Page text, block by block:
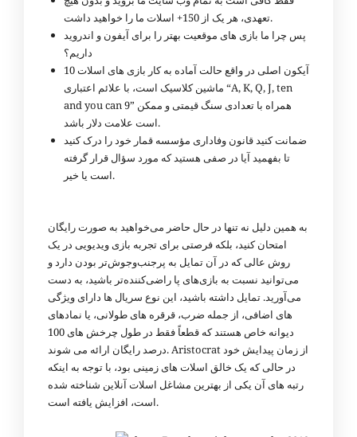
تعهدی، هر یک از 150+ اسلات ما را خواهید داشت.
پس چرا ما بازی های موقعیت بهتر را برای آیفون و اندروید
داریم؟
10 آیکون اصلی در واقع حالت آماده به کار بازی های اسلات
ماشین کلاسیک است، با علائم اعتباری “A, K, Q, J, ten
and you can 9” همراه با تعدادی سنگ قیمتی و ممکن
است علامت دلار باشد.
ضمانت کنید قانون وفاداری مؤسسه قمار خود را درک کنید
تا بفهمید آیا در صفی هستید که مورد سؤال قرار گرفته
است یا خیر.
به همین دلیل نه تنها در حال حاضر می‌خواهید به صورت رایگان
امتحان کنید، بلکه فرصتی برای تجربه بازی ویدیویی در یک
روش عالی که در آن تمایل به پرجنب‌وجوش‌تر بودن دارد و
می‌توانید نسبت به بازی‌های پا راضی‌کننده‌تر باشید، به دست
می‌آورید. تمایل داشته باشید، این نوع سریال ها دارای ویژگی
های اضافی، از جمله ضرب، قرقره های طولانی، یا نمادهای
دیوانه خاص هستند که قطعاً فقط در طول چرخش های 100
درصد رایگان ارائه می شوند. Aristocrat از زمان پیدایش خود
در حالی که یک خالق اسلات های زمینی بود، با توجه به اینکه
رتبه های آن یکی از بهترین مشاغل اسلات آنلاین شناخته شده
است، افزایش یافته است.